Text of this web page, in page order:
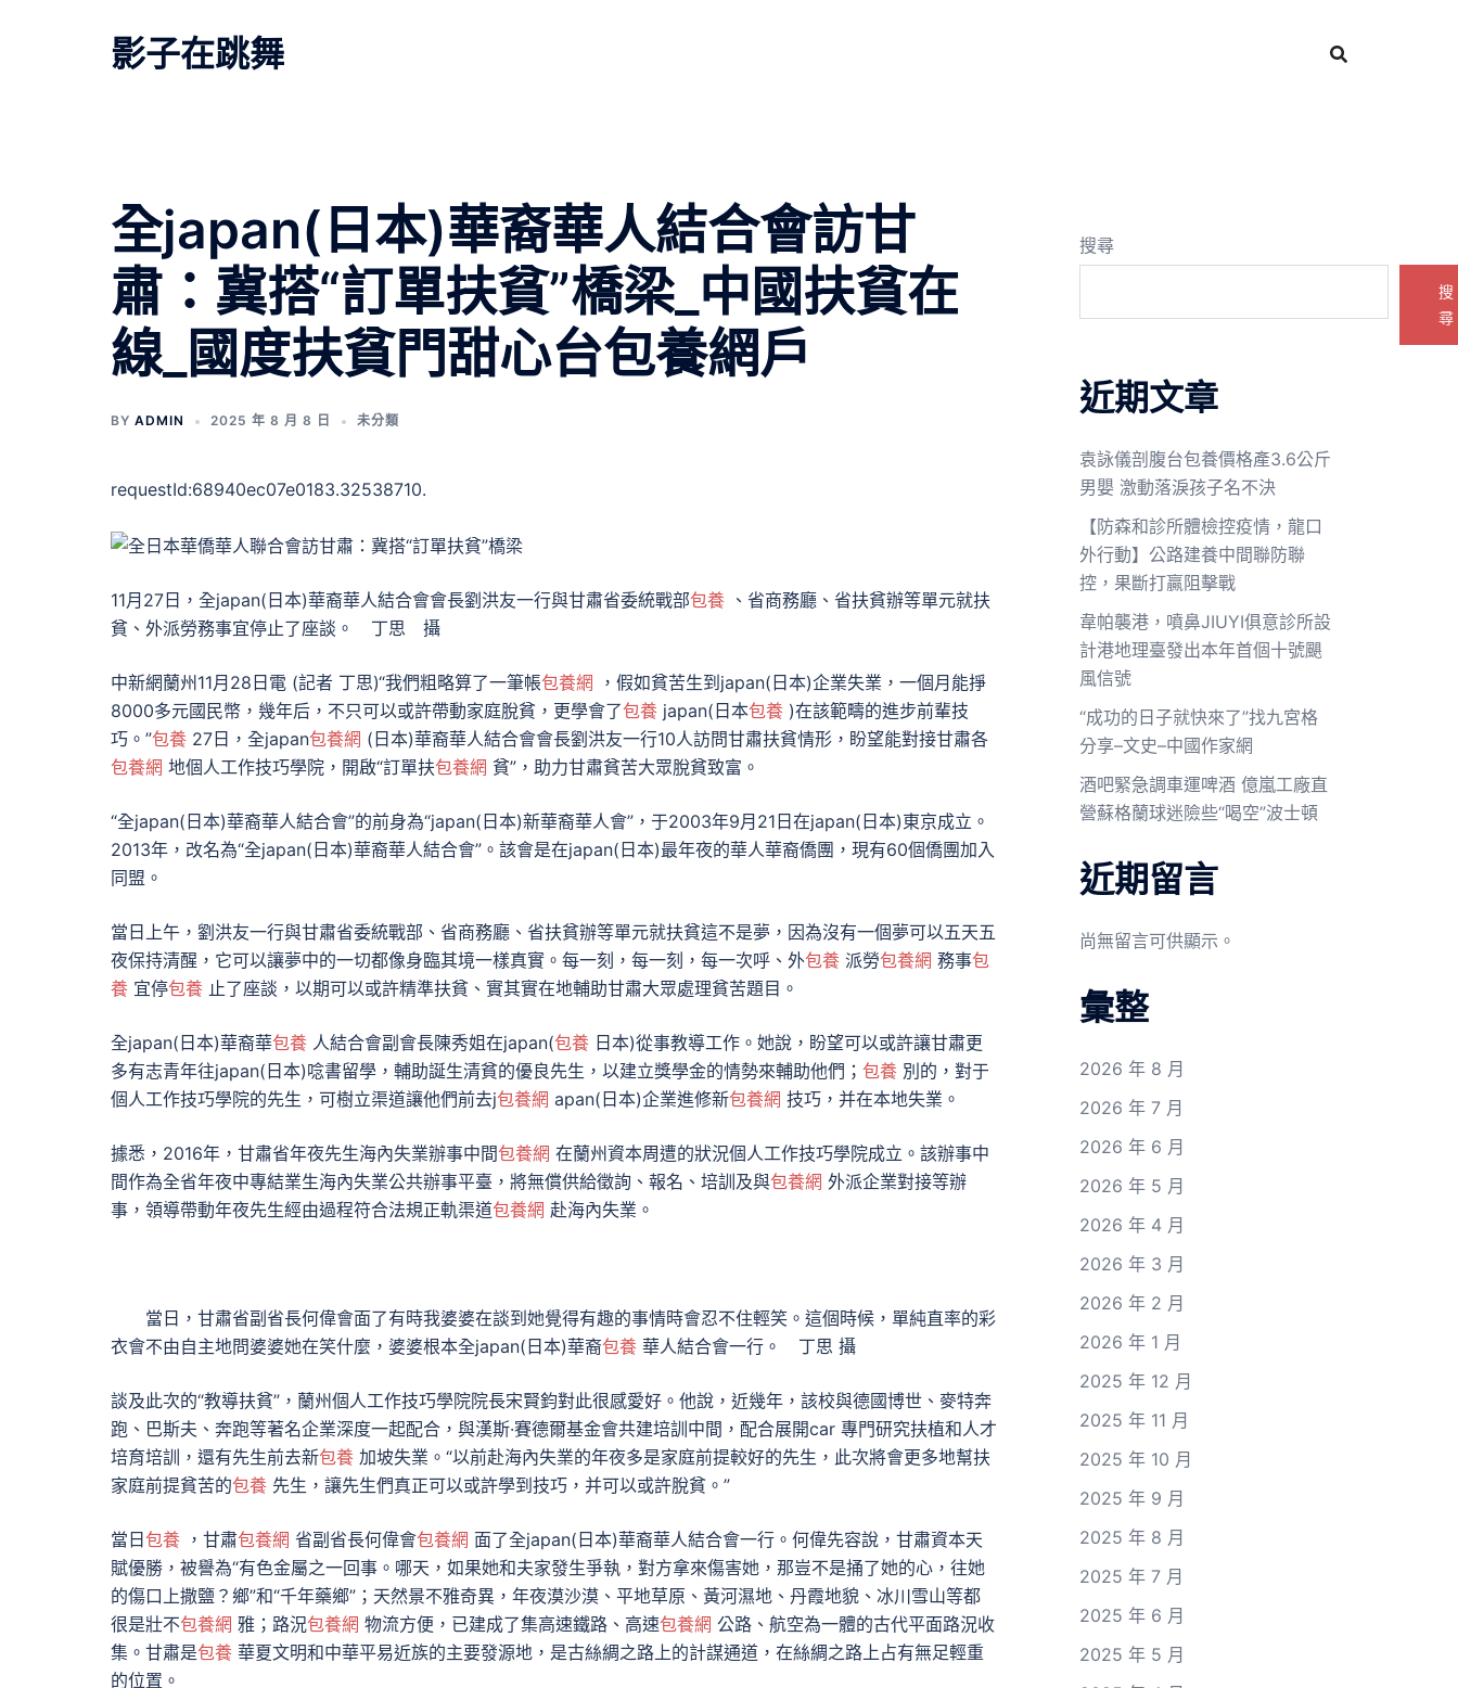
影子在跳舞
全japan(日本)華裔華人結合會訪甘
肅：冀搭“訂單扶貧”橋梁_中國扶貧在
線_國度扶貧門甜心台包養網戶
BY ADMIN 2025 年 8 月 8 日 未分類
requestId:68940ec07e0183.32538710.
11月27日，全japan(日本)華裔華人結合會會長劉洪友一行與甘肅省委統戰部包養 、省商務廳、省扶貧辦等單元就扶
貧、外派勞務事宜停止了座談。 丁思 攝
中新網蘭州11月28日電 (記者 丁思)“我們粗略算了一筆帳包養網 ，假如貧苦生到japan(日本)企業失業，一個月能掙
8000多元國民幣，幾年后，不只可以或許帶動家庭脫貧，更學會了包養 japan(日本包養 )在該範疇的進步前輩技
巧。”包養 27日，全japan包養網 (日本)華裔華人結合會會長劉洪友一行10人訪問甘肅扶貧情形，盼望能對接甘肅各
包養網 地個人工作技巧學院，開啟“訂單扶包養網 貧”，助力甘肅貧苦大眾脫貧致富。
“全japan(日本)華裔華人結合會”的前身為“japan(日本)新華裔華人會”，于2003年9月21日在japan(日本)東京成立。
2013年，改名為“全japan(日本)華裔華人結合會”。該會是在japan(日本)最年夜的華人華裔僑團，現有60個僑團加入
同盟。
當日上午，劉洪友一行與甘肅省委統戰部、省商務廳、省扶貧辦等單元就扶貧這不是夢，因為沒有一個夢可以五天五
夜保持清醒，它可以讓夢中的一切都像身臨其境一樣真實。每一刻，每一刻，每一次呼、外包養 派勞包養網 務事包
養 宜停包養 止了座談，以期可以或許精準扶貧、實其實在地輔助甘肅大眾處理貧苦題目。
全japan(日本)華裔華包養 人結合會副會長陳秀姐在japan(包養 日本)從事教導工作。她說，盼望可以或許讓甘肅更
多有志青年往japan(日本)唸書留學，輔助誕生清貧的優良先生，以建立獎學金的情勢來輔助他們； 包養 別的，對于
個人工作技巧學院的先生，可樹立渠道讓他們前去j包養網 apan(日本)企業進修新包養網 技巧，并在本地失業。
據悉，2016年，甘肅省年夜先生海內失業辦事中間包養網 在蘭州資本周遭的狀況個人工作技巧學院成立。該辦事中
間作為全省年夜中專結業生海內失業公共辦事平臺，將無償供給徵詢、報名、培訓及與包養網 外派企業對接等辦
事，領導帶動年夜先生經由過程符合法規正軌渠道包養網 赴海內失業。
當日，甘肅省副省長何偉會面了有時我婆婆在談到她覺得有趣的事情時會忍不住輕笑。這個時候，單純直率的彩
衣會不由自主地問婆婆她在笑什麼，婆婆根本全japan(日本)華裔包養 華人結合會一行。 丁思 攝
談及此次的“教導扶貧”，蘭州個人工作技巧學院院長宋賢鈞對此很感愛好。他說，近幾年，該校與德國博世、麥特奔
跑、巴斯夫、奔跑等著名企業深度一起配合，與漢斯·賽德爾基金會共建培訓中間，配合展開car 專門研究扶植和人才
培育培訓，還有先生前去新包養 加坡失業。“以前赴海內失業的年夜多是家庭前提較好的先生，此次將會更多地幫扶
家庭前提貧苦的包養 先生，讓先生們真正可以或許學到技巧，并可以或許脫貧。”
當日包養 ，甘肅包養網 省副省長何偉會包養網 面了全japan(日本)華裔華人結合會一行。何偉先容說，甘肅資本天
賦優勝，被譽為“有色金屬之一回事。哪天，如果她和夫家發生爭執，對方拿來傷害她，那豈不是捅了她的心，往她
的傷口上撒鹽？鄉”和“千年藥鄉”；天然景不雅奇異，年夜漠沙漠、平地草原、黃河濕地、丹霞地貌、冰川雪山等都
很是壯不包養網 雅；路況包養網 物流方便，已建成了集高速鐵路、高速包養網 公路、航空為一體的古代平面路況收
集。甘肅是包養 華夏文明和中華平易近族的主要發源地，是古絲綢之路上的計謀通道，在絲綢之路上占有無足輕重
的位置。
搜尋
搜
尋
近期文章
袁詠儀剖腹台包養價格產3.6公斤
男嬰 激動落淚孩子名不決
【防森和診所體檢控疫情，龍口
外行動】公路建養中間聯防聯
控，果斷打贏阻擊戰
韋帕襲港，噴鼻JIUYI俱意診所設
計港地理臺發出本年首個十號颶
風信號
“成功的日子就快來了”找九宮格
分享–文史–中國作家網
酒吧緊急調車運啤酒 億嵐工廠直
營蘇格蘭球迷險些“喝空”波士頓
近期留言
尚無留言可供顯示。
彙整
2026 年 8 月
2026 年 7 月
2026 年 6 月
2026 年 5 月
2026 年 4 月
2026 年 3 月
2026 年 2 月
2026 年 1 月
2025 年 12 月
2025 年 11 月
2025 年 10 月
2025 年 9 月
2025 年 8 月
2025 年 7 月
2025 年 6 月
2025 年 5 月